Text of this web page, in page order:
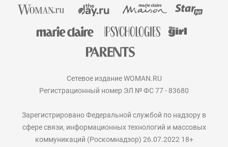
Сетевое издание WOMAN.RU
Регистрационный номер ЭЛ № ФС 77 - 83680
Зарегистрировано Федеральной службой по надзору в
сфере связи, информационных технологий и массовых
коммуникаций (Роскомнадзор) 26.07.2022 18+